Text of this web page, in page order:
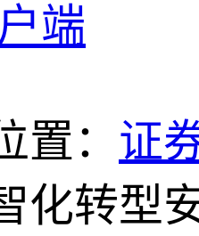
端
置： 证
化转型